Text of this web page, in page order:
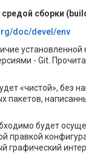
сборки
doc/devel/env
установленной
- Git.
«чистой», без
пакетов,
будет
правкой
графический